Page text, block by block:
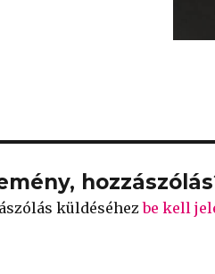
küldéséhezbe kell